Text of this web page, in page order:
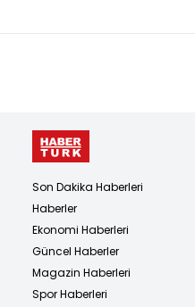
Son Dakika Haberleri
Haberler
Ekonomi Haberleri
Güncel Haberler
Magazin Haberleri
Spor Haberleri